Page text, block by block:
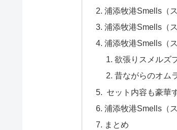
浦添牧港Smells（
浦添牧港Smells（
浦添牧港Smells（
欲張りスメルズ
昔ながらのオム
セット内容も豪華
浦添牧港Smells（
まとめ